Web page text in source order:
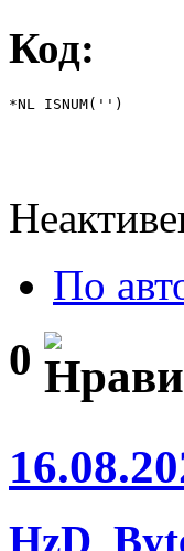
Код:
*NL ISNUM('')
По
0